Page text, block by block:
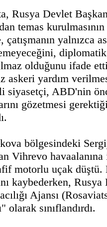
Rusya Devlet
temas
çatışmanın yalnızca
olduğunu ifade
askeri yardım
siyasetçi, ABD'nin
gözetmesi
bölgesindeki
Vihrevo havaalanına
motorlu uçak
kaybederken,
Ajansı
olarak sınıflandırdı.